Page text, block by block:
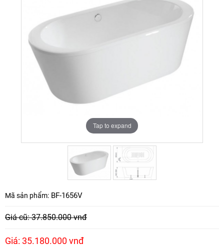
Tap to expand
Tap to expand
Mã sản phẩm: BF-1656V
Giá cũ: 37.850.000 vnđ
Giá: 35.180.000 vnđ